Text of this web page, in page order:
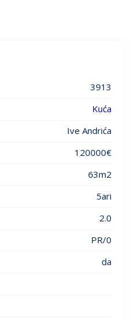
3913
Kuća
Ive Andrića
120000€
63m2
5ari
2.0
PR/0
da